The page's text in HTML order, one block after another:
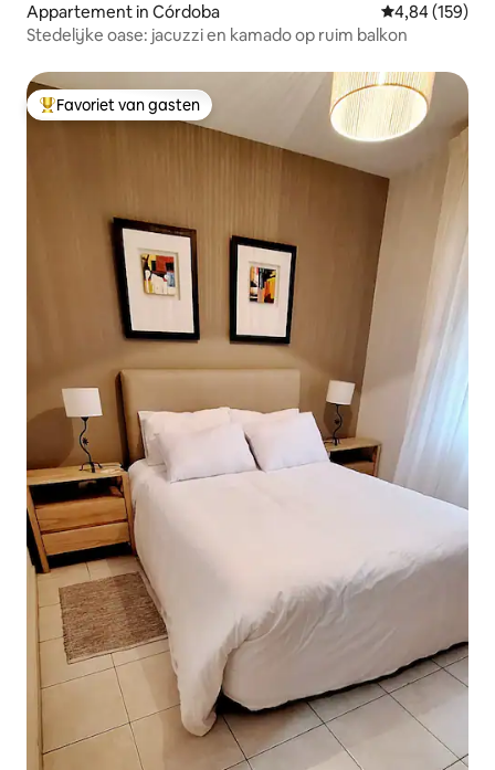
Appartement in Córdoba Gemiddelde
4,84 (159)
Stedelijke oase: jacuzzi en kamado op ruim balkon
Topfavoriet van gasten
Favoriet van gasten